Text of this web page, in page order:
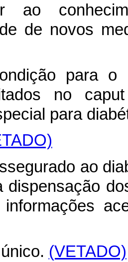
ao
de novos
para o
no
para
ao
dispensação
(VETADO)